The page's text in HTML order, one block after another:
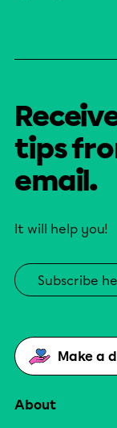
tips
email.
It will help you!
Subscribe
Make a
About